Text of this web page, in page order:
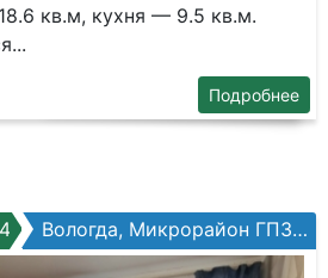
кв.м, кухня — 9.5 кв.м.
Подробнее
Вологда, Микрорайон ГПЗ, Зеленый город, №1